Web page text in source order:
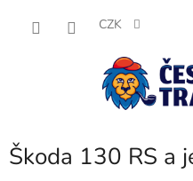
CZK
Škoda 130 RS a